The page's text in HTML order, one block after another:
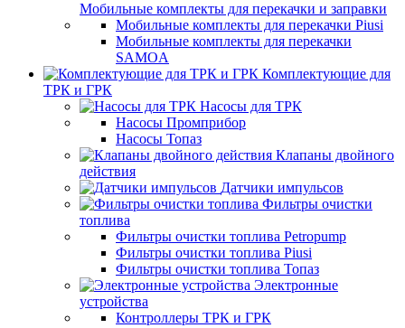
Мобильные комплекты для перекачки и заправки
Мобильные комплекты для перекачки Piusi
Мобильные комплекты для перекачки
SAMOA
Комплектующие для
ТРК и ГРК
Насосы для ТРК
Насосы Промприбор
Насосы Топаз
Клапаны двойного
действия
Датчики импульсов
Фильтры очистки
топлива
Фильтры очистки топлива Petropump
Фильтры очистки топлива Piusi
Фильтры очистки топлива Топаз
Электронные
устройства
Контроллеры ТРК и ГРК